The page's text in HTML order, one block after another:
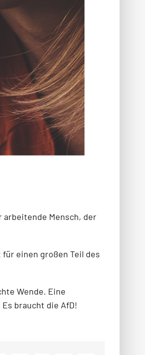
arbeitende Mensch, der
einen großen Teil des
Wende. Eine
braucht die AfD!